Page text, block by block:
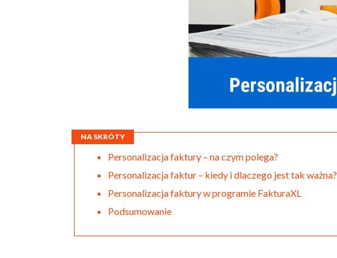
NA SKRÓTY
Personalizacja faktury – na czym polega?
Personalizacja faktur – kiedy i dlaczego jest tak ważna?
Personalizacja faktury w programie FakturaXL
Podsumowanie